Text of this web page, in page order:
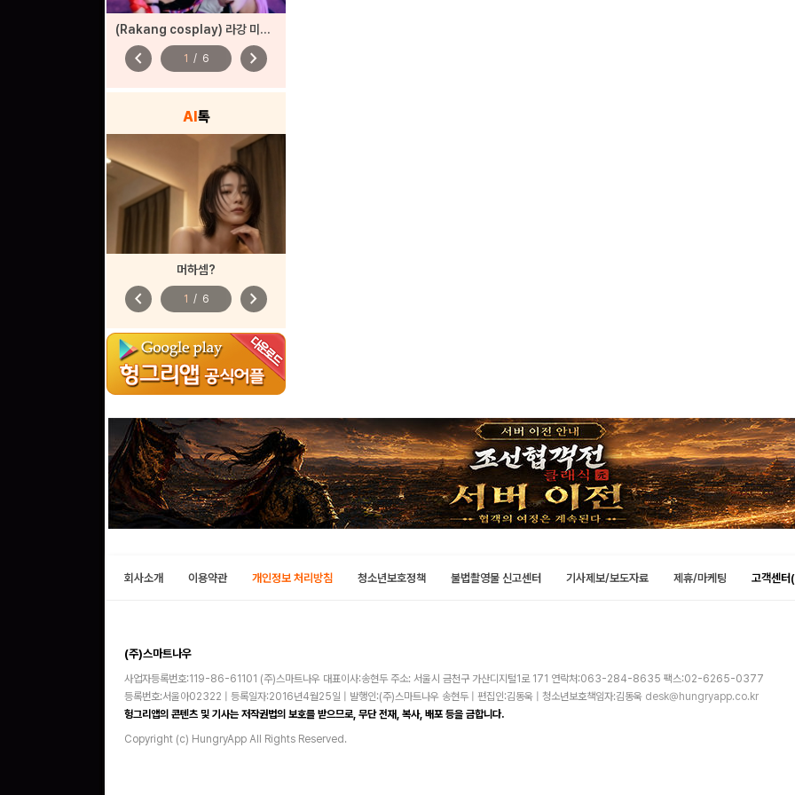
(Rakang cosplay) 라강 미쿠 코스프레
chevron_left 1 / 6 chevron_right
AI톡
머하셈?
chevron_left 1 / 6 chevron_right
회사소개 이용약관 개인정보 처리방침 청소년보호정책 불법촬영물 신고센터 기사제보/보도자료 제휴/마케팅 고객센
(주)스마트나우
사업자등록번호:119-86-61101 (주)스마트나우 대표이사:송현두 주소: 서울시 금천구 가산디지털1로 171 연락처:063-284-8635 팩스:02-6265-0377
등록번호:서울아02322 | 등록일자:2016년4월25일 | 발행인:(주)스마트나우 송현두 | 편집인:김동욱 | 청소년보호책임자:김동욱 desk@hungryapp.co.kr
헝그리앱의 콘텐츠 및 기사는 저작권법의 보호를 받으므로, 무단 전재, 복사, 배포 등을 금합니다.
Copyright (c) HungryApp All Rights Reserved.